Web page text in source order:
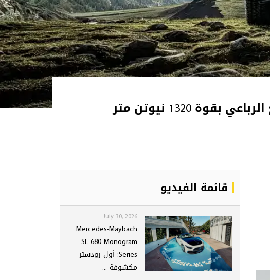
قائمة الفيديو
July 30, 2026
Mercedes-Maybach
SL 680 Monogram
Series: أول رودستر
مكشوفة ...